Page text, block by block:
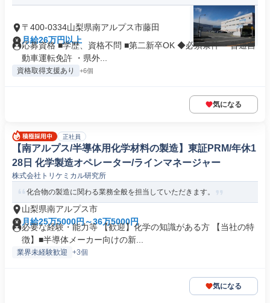
〒400-0334山梨県南アルプス市藤田
月給26万円以上
応募資格 ■学歴、資格不問 ■第二新卒OK ◆必須条件 ・普通自
動車運転免許 ・県外...
資格取得支援あり +6個
気になる
正社員
【南アルプス/半導体用化学材料の製造】東証PRM/年休1
28日 化学製造オペレーター/ラインマネージャー
株式会社トリケミカル研究所
化合物の製造に関わる業務全般を担当していただきます。
山梨県南アルプス市
月給25万5000円～36万5000円
必要な経験・能力等 【歓迎】化学の知識がある方 【当社の特
徴】■半導体メーカー向けの新...
業界未経験歓迎 +3個
気になる